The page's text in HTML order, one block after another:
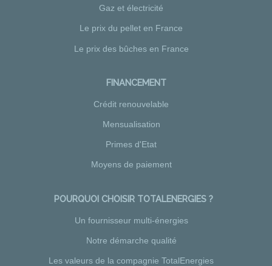
Gaz et électricité
Le prix du pellet en France
Le prix des bûches en France
FINANCEMENT
Crédit renouvelable
Mensualisation
Primes d'Etat
Moyens de paiement
POURQUOI CHOISIR TOTALENERGIES ?
Un fournisseur multi-énergies
Notre démarche qualité
Les valeurs de la compagnie TotalEnergies